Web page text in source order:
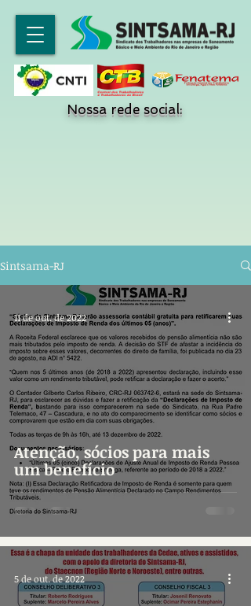
Nossa rede social:
Sintsama-RJ
Atenção, sócios para mais
um benefício
11 de out. de 2022
5 de out. de 2022